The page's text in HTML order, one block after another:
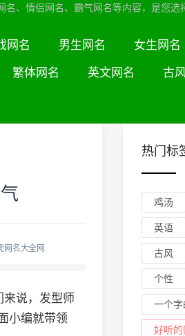
、情侣网名、霸气网名等内容，是您选
网名 男生网名 女生网名
繁体网名 英文网名 古
网名大全网
来说，发型师
小编就带领
热门标
鸡汤
英语
古风
个性
一个字
好听